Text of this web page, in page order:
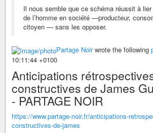
Il nous semble que ce schéma réussit à
de l’homme en société —producteur,
citoyen — sans les opposer.
Partage Noirwrote the following
10:11:44 +0100
Anticipations
constructives de James
- PARTAGE NOIR
https://www.partage-noir.fr/anticipations-
constructives-de-james